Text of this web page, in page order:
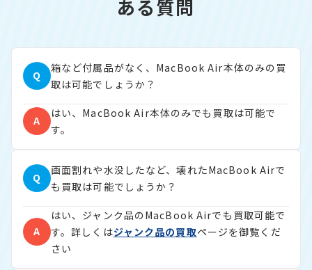
ある質問
Q
箱など付属品がなく、MacBook Air本体のみの買
取は可能でしょうか？
A
はい、MacBook Air本体のみでも買取は可能で
す。
Q
画面割れや水没したなど、壊れたMacBook Airで
も買取は可能でしょうか？
A
はい、ジャンク品のMacBook Airでも買取可能で
す。詳しくはジャンク品の買取ページを御覧くだ
さい